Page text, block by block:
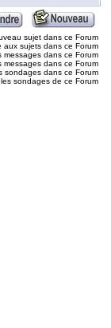
sujet dans ce Forum
aux sujets dans ce Forum
messages dans ce Forum
messages dans ce Forum
sondages dans ce Forum
sondages de ce Forum